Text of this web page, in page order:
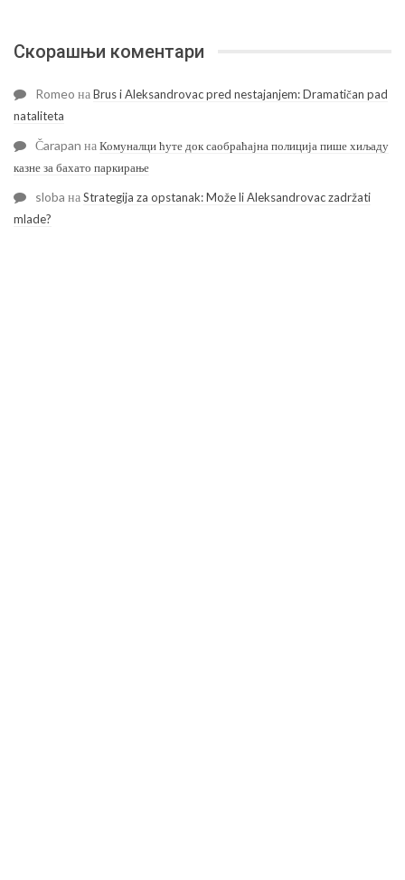
Скорашњи коментари
Romeo наBrus i Aleksandrovac pred nestajanjem: Dramatičan pad
nataliteta
Čarapan наКомуналци ћуте док саобраћајна полиција пише хиљаду
казне за бахато паркирање
sloba наStrategija za opstanak: Može li Aleksandrovac zadržati
mlade?